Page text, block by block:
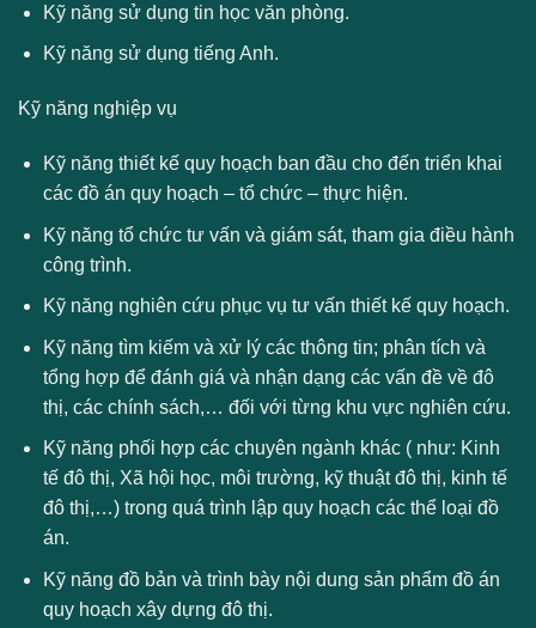
Kỹ năng sử dụng tin học văn phòng.
Kỹ năng sử dụng tiếng Anh.
Kỹ năng nghiệp vụ
Kỹ năng thiết kế quy hoạch ban đầu cho đến triển khai
các đồ án quy hoạch – tổ chức – thực hiện.
Kỹ năng tổ chức tư vấn và giám sát, tham gia điều hành
công trình.
Kỹ năng nghiên cứu phục vụ tư vấn thiết kế quy hoạch.
Kỹ năng tìm kiếm và xử lý các thông tin; phân tích và
tổng hợp để đánh giá và nhận dạng các vấn đề về đô
thị, các chính sách,… đối với từng khu vực nghiên cứu.
Kỹ năng phối hợp các chuyên ngành khác ( như: Kinh
tế đô thị, Xã hội học, môi trường, kỹ thuật đô thị, kinh tế
đô thị,…) trong quá trình lập quy hoạch các thể loại đồ
án.
Kỹ năng đồ bản và trình bày nội dung sản phẩm đồ án
quy hoạch xây dựng đô thị.